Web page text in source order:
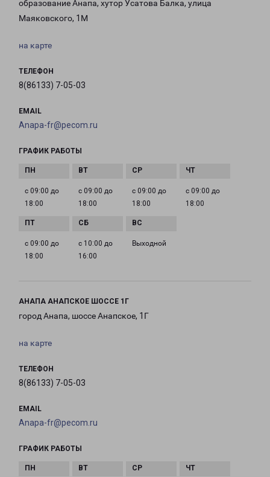
образование Анапа, хутор Усатова Балка, улица
Маяковского, 1М
на карте
ТЕЛЕФОН
8(86133) 7-05-03
EMAIL
Anapa-fr@pecom.ru
ГРАФИК РАБОТЫ
с 09:00 до
18:00
с 09:00 до
18:00
с 09:00 до
18:00
с 09:00 до
18:00
с 09:00 до
18:00
с 10:00 до
16:00
Выходной
АНАПА АНАПСКОЕ ШОССЕ 1Г
город Анапа, шоссе Анапское, 1Г
на карте
ТЕЛЕФОН
8(86133) 7-05-03
EMAIL
Anapa-fr@pecom.ru
ГРАФИК РАБОТЫ